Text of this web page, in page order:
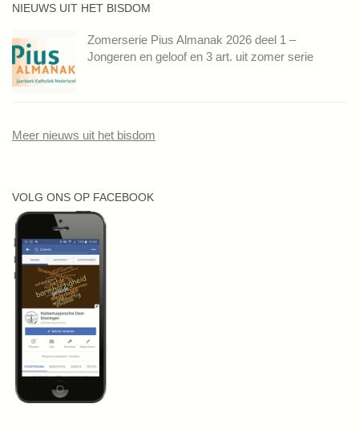
NIEUWS UIT HET BISDOM
Zomerserie Pius Almanak 2026 deel 1 –
Jongeren en geloof en 3 art. uit zomer serie
Meer nieuws uit het bisdom
VOLG ONS OP FACEBOOK